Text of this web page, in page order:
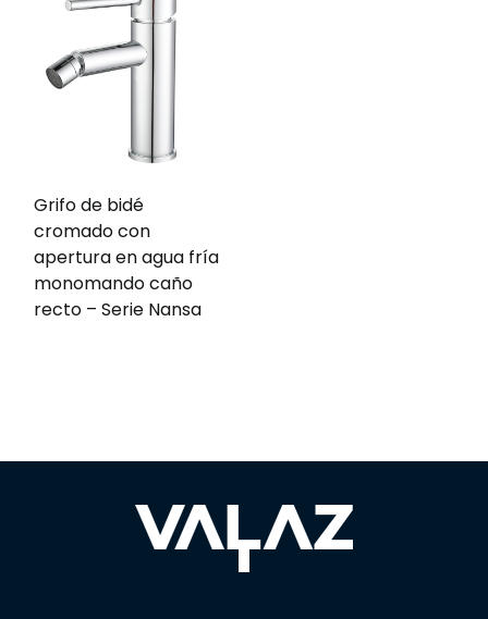
Grifo de bidé
cromado con
apertura en agua fría
monomando caño
recto – Serie Nansa